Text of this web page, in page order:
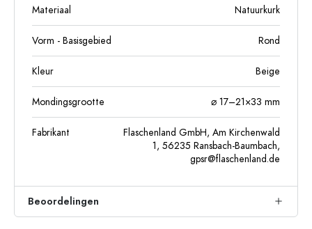
Materiaal Natuurkurk
Vorm - Basisgebied Rond
Kleur Beige
Mondingsgrootte ⌀ 17–21×33 mm
Fabrikant
Flaschenland GmbH, Am Kirchenwald
1, 56235 Ransbach-Baumbach,
gpsr@flaschenland.de
Beoordelingen